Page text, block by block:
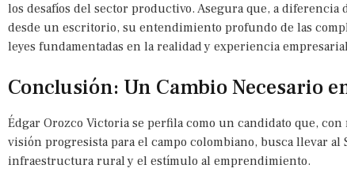
los desafíos del sector productivo. Asegura que, a diferencia
desde un escritorio, su entendimiento profundo de las
leyes fundamentadas en la realidad y experiencia
Conclusión: Un Cambio Necesario
Édgar Orozco Victoria se perfila como un candidato que,
visión progresista para el campo colombiano, busca llevar al
infraestructura rural y el estímulo al emprendimiento.